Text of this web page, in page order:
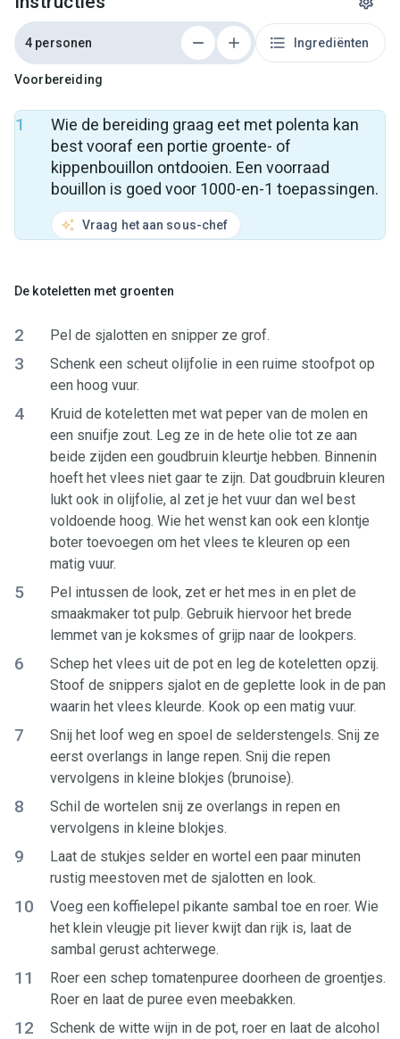
4 personen Ingrediënten
Voorbereiding
1
Wie de bereiding graag eet met polenta kan
best vooraf een portie groente- of
kippenbouillon ontdooien. Een voorraad
bouillon is goed voor 1000-en-1 toepassingen.
Vraag het aan sous-chef
De koteletten met groenten
2 Pel de sjalotten en snipper ze grof.
3
Schenk een scheut olijfolie in een ruime stoofpot op
een hoog vuur.
4
Kruid de koteletten met wat peper van de molen en
een snuifje zout. Leg ze in de hete olie tot ze aan
beide zijden een goudbruin kleurtje hebben. Binnenin
hoeft het vlees niet gaar te zijn. Dat goudbruin kleuren
lukt ook in olijfolie, al zet je het vuur dan wel best
voldoende hoog. Wie het wenst kan ook een klontje
boter toevoegen om het vlees te kleuren op een
matig vuur.
5
Pel intussen de look, zet er het mes in en plet de
smaakmaker tot pulp. Gebruik hiervoor het brede
lemmet van je koksmes of grijp naar de lookpers.
6
Schep het vlees uit de pot en leg de koteletten opzij.
Stoof de snippers sjalot en de geplette look in de pan
waarin het vlees kleurde. Kook op een matig vuur.
7
Snij het loof weg en spoel de selderstengels. Snij ze
eerst overlangs in lange repen. Snij die repen
vervolgens in kleine blokjes (brunoise).
8
Schil de wortelen snij ze overlangs in repen en
vervolgens in kleine blokjes.
9
Laat de stukjes selder en wortel een paar minuten
rustig meestoven met de sjalotten en look.
10
Voeg een koffielepel pikante sambal toe en roer. Wie
het klein vleugje pit liever kwijt dan rijk is, laat de
sambal gerust achterwege.
11
Roer een schep tomatenpuree doorheen de groentjes.
Roer en laat de puree even meebakken.
12
Schenk de witte wijn in de pot, roer en laat de alcohol